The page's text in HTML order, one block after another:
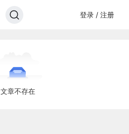
登录 / 注册
文章不存在